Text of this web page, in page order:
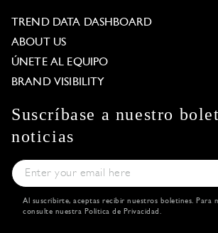
TREND DATA DASHBOARD
ABOUT US
ÚNETE AL EQUIPO
BRAND VISIBILITY
Suscríbase a nuestro
noticias
Al suscribirte, aceptas recibir nuestros boletines. Para
consulte nuestra Política de Privacidad .